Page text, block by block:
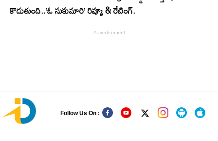
కొడుతుంది..’ఓ సుకుమారి’ రివ్యూ & రేటింగ్.
Follow Us On :